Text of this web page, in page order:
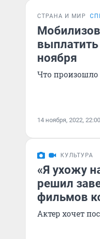
СТРАНА И МИР
ноября
Что произошло
14 ноября, 2022, 22:00
КУЛЬТУРА
«Я ухожу
решил
фильмов
Актер хочет